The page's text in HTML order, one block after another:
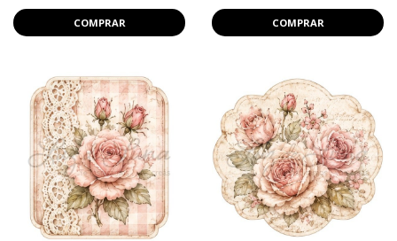
COMPRAR COMPRAR